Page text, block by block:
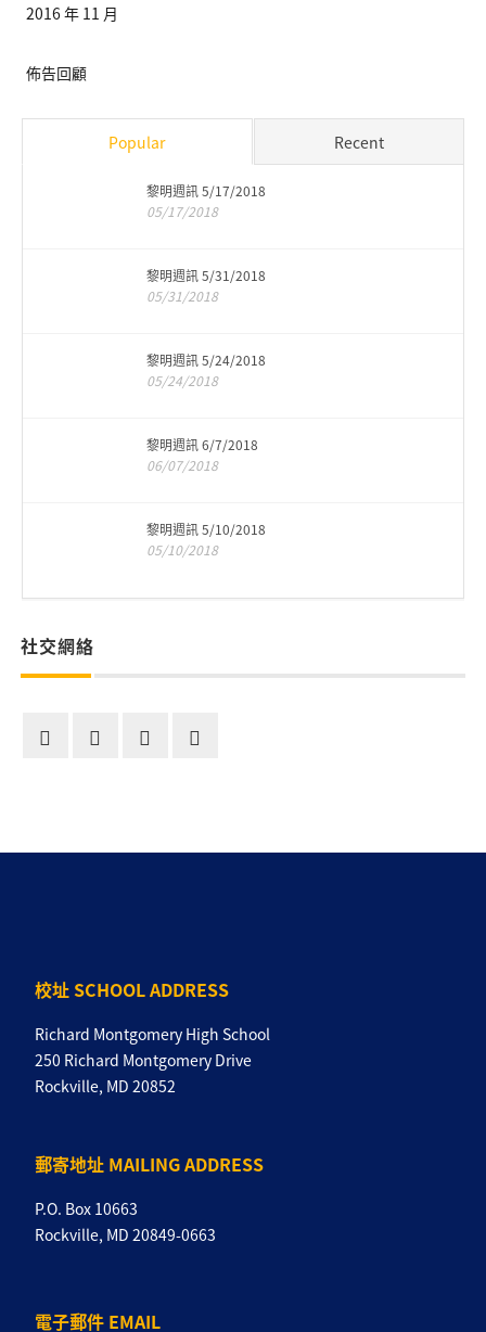
2016 年 11 月
佈告回顧
Popular Recent
黎明週訊 5/17/2018
05/17/2018
黎明週訊 5/31/2018
05/31/2018
黎明週訊 5/24/2018
05/24/2018
黎明週訊 6/7/2018
06/07/2018
黎明週訊 5/10/2018
05/10/2018
社交網絡
校址 SCHOOL ADDRESS
Richard Montgomery High School
250 Richard Montgomery Drive
Rockville, MD 20852
郵寄地址 MAILING ADDRESS
P.O. Box 10663
Rockville, MD 20849-0663
電子郵件 EMAIL